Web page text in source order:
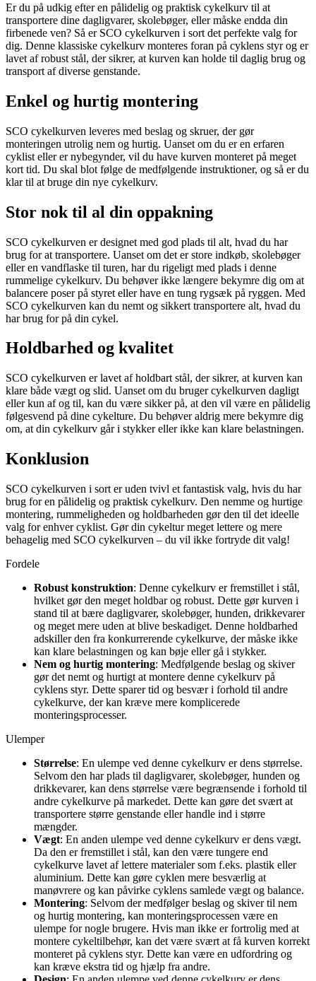
Er du på udkig efter en pålidelig og praktisk cykelkurv til at
transportere dine dagligvarer, skolebøger, eller måske endda din
firbenede ven? Så er SCO cykelkurven i sort det perfekte valg for
dig. Denne klassiske cykelkurv monteres foran på cyklens styr og er
lavet af robust stål, der sikrer, at kurven kan holde til daglig brug og
transport af diverse genstande.
Enkel og hurtig montering
SCO cykelkurven leveres med beslag og skruer, der gør
monteringen utrolig nem og hurtig. Uanset om du er en erfaren
cyklist eller er nybegynder, vil du have kurven monteret på meget
kort tid. Du skal blot følge de medfølgende instruktioner, og så er du
klar til at bruge din nye cykelkurv.
Stor nok til al din oppakning
SCO cykelkurven er designet med god plads til alt, hvad du har
brug for at transportere. Uanset om det er store indkøb, skolebøger
eller en vandflaske til turen, har du rigeligt med plads i denne
rummelige cykelkurv. Du behøver ikke længere bekymre dig om at
balancere poser på styret eller have en tung rygsæk på ryggen. Med
SCO cykelkurven kan du nemt og sikkert transportere alt, hvad du
har brug for på din cykel.
Holdbarhed og kvalitet
SCO cykelkurven er lavet af holdbart stål, der sikrer, at kurven kan
klare både vægt og slid. Uanset om du bruger cykelkurven dagligt
eller kun af og til, kan du være sikker på, at den vil være en pålidelig
følgesvend på dine cykelture. Du behøver aldrig mere bekymre dig
om, at din cykelkurv går i stykker eller ikke kan klare belastningen.
Konklusion
SCO cykelkurven i sort er uden tvivl et fantastisk valg, hvis du har
brug for en pålidelig og praktisk cykelkurv. Den nemme og hurtige
montering, rummeligheden og holdbarheden gør den til det ideelle
valg for enhver cyklist. Gør din cykeltur meget lettere og mere
behagelig med SCO cykelkurven – du vil ikke fortryde dit valg!
Fordele
Robust konstruktion: Denne cykelkurv er fremstillet i stål,
hvilket gør den meget holdbar og robust. Dette gør kurven i
stand til at bære dagligvarer, skolebøger, hunden, drikkevarer
og meget mere uden at blive beskadiget. Denne holdbarhed
adskiller den fra konkurrerende cykelkurve, der måske ikke
kan klare belastningen og kan bøje eller gå i stykker.
Nem og hurtig montering: Medfølgende beslag og skiver
gør det nemt og hurtigt at montere denne cykelkurv på
cyklens styr. Dette sparer tid og besvær i forhold til andre
cykelkurve, der kan kræve mere komplicerede
monteringsprocesser.
Ulemper
Størrelse: En ulempe ved denne cykelkurv er dens størrelse.
Selvom den har plads til dagligvarer, skolebøger, hunden og
drikkevarer, kan dens størrelse være begrænsende i forhold til
andre cykelkurve på markedet. Dette kan gøre det svært at
transportere større genstande eller handle ind i større
mængder.
Vægt: En anden ulempe ved denne cykelkurv er dens vægt.
Da den er fremstillet i stål, kan den være tungere end
cykelkurve lavet af lettere materialer som f.eks. plastik eller
aluminium. Dette kan gøre cyklen mere besværlig at
manøvrere og kan påvirke cyklens samlede vægt og balance.
Montering: Selvom der medfølger beslag og skiver til nem
og hurtig montering, kan monteringsprocessen være en
ulempe for nogle brugere. Hvis man ikke er fortrolig med at
montere cykeltilbehør, kan det være svært at få kurven korrekt
monteret på cyklens styr. Dette kan være en udfordring og
kan kræve ekstra tid og hjælp fra andre.